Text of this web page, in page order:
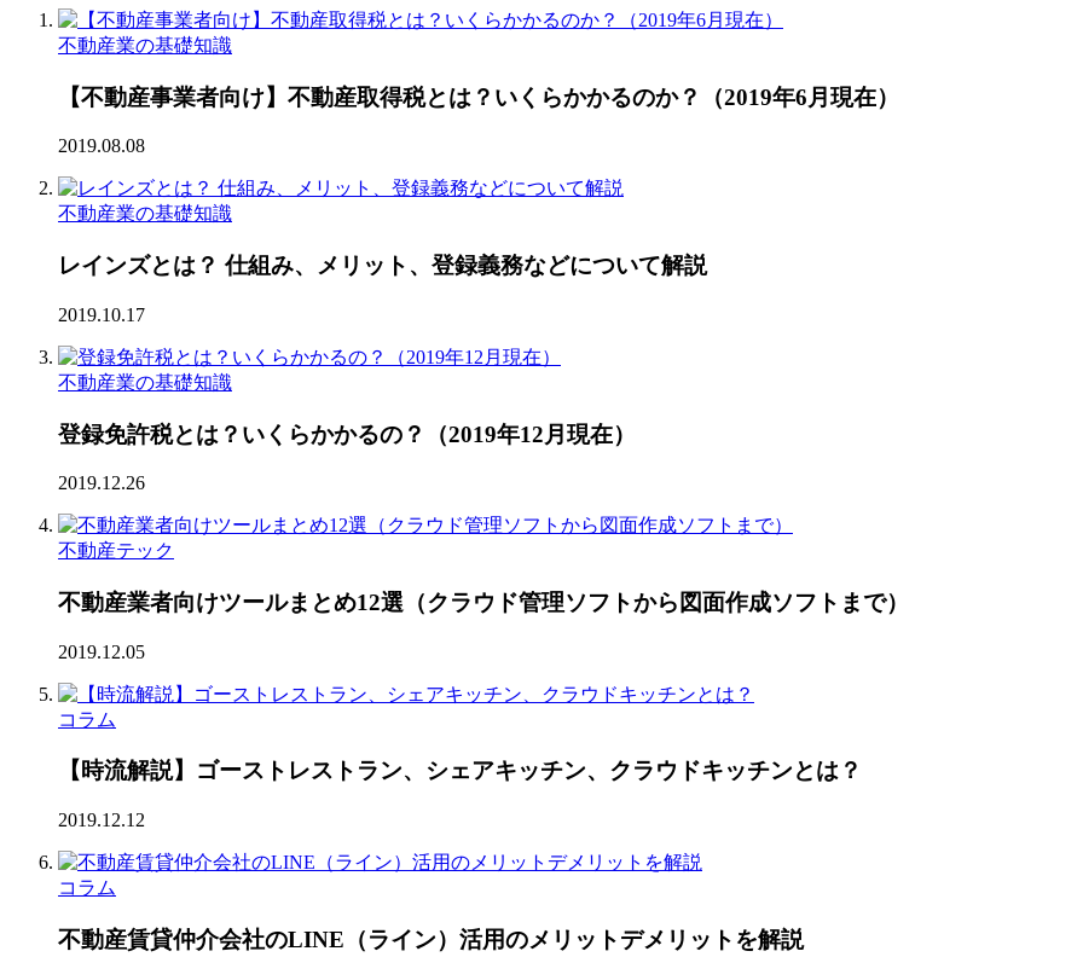
不動産業の基礎知識
【不動産事業者向け】不動産取得税とは？いくらかかるのか？（2019年6月現在）
2019.08.08
不動産業の基礎知識
レインズとは？ 仕組み、メリット、登録義務などについて解説
2019.10.17
不動産業の基礎知識
登録免許税とは？いくらかかるの？（2019年12月現在）
2019.12.26
不動産テック
不動産業者向けツールまとめ12選（クラウド管理ソフトから図面作成ソフトまで）
2019.12.05
コラム
【時流解説】ゴーストレストラン、シェアキッチン、クラウドキッチンとは？
2019.12.12
コラム
不動産賃貸仲介会社のLINE（ライン）活用のメリットデメリットを解説